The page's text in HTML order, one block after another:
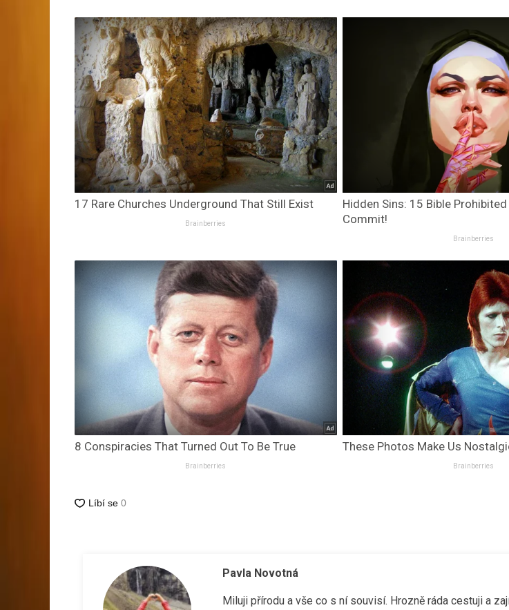
17 Rare Churches Underground That Still Exist
Brainberries
Hidden Sins: 15 Bible
Commit!
Brainberries
8 Conspiracies That Turned Out To Be True
Brainberries
These Photos Make Us
Brainberries
Pavla Novotná
Miluji přírodu a vše co s ní souvisí. Hrozně ráda cestuji a